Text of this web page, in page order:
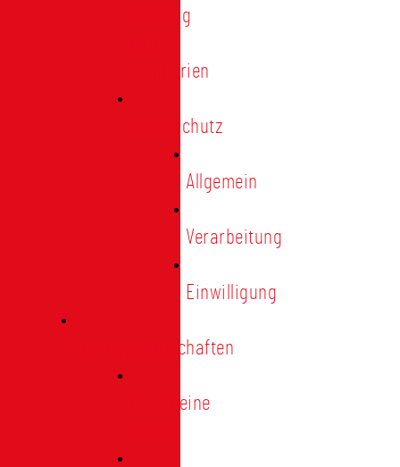
Satzung
Regularien
Datenschutz
Allgemein
Verarbeitung
Einwilligung
Tischgemeinschaften
Allgemeine